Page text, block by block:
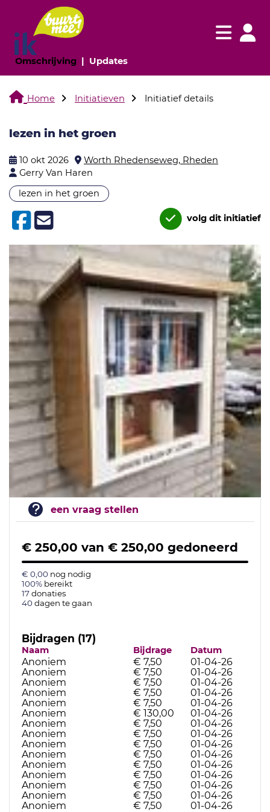
Omschrijving(huidige pagina)
Updates(huidige pagina)
Navigatie
Home Initiatieven Initiatief details
lezen in het groen
10 okt 2026
Worth Rhedenseweg, Rheden
Gerry Van Haren
lezen in het groen
volg dit initiatief
een vraag stellen
€ 250,00 van € 250,00 gedoneerd
€ 0,00 nog nodig
100% bereikt
17donaties
40dagen te gaan
Bijdragen (17)
Naam Bijdrage Datum
Anoniem € 7,50
01-04-26
Anoniem
€ 7,50
01-04-26
Anoniem
€ 7,50
01-04-26
Anoniem
€ 7,50
01-04-26
Anoniem
€ 7,50
01-04-26
Anoniem
€ 130,00
01-04-26
Anoniem
€ 7,50
01-04-26
Anoniem
€ 7,50
01-04-26
Anoniem
€ 7,50
01-04-26
Anoniem
€ 7,50
01-04-26
Anoniem
€ 7,50
01-04-26
Anoniem
€ 7,50
01-04-26
Anoniem
€ 7,50
01-04-26
Anoniem
€ 7,50
01-04-26
Anoniem
€ 7,50 01-04-26